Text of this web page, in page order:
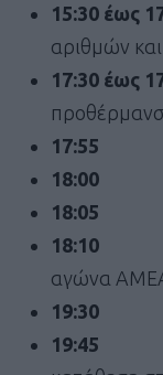
15:30 έως
αριθμών
17:30 έως
17:55
18:10
αγώνα